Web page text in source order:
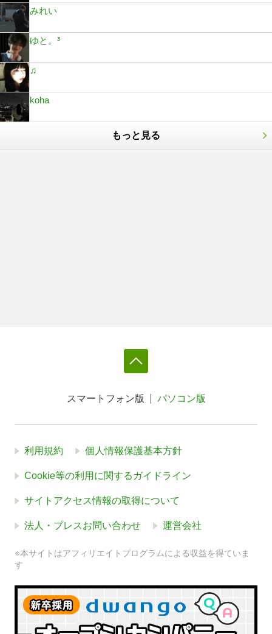
みれい
ゆと。³
♫
koha
もっと見る
スマートフォン版 パソコン版
利用規約 個人情報保護基本方針
Cookie等の利用に関するガイドライン
サイトアクセス情報の取得について
法人・プレスお問い合わせ 運営会社
※本サイトはアフィリエイトプログラムによる収益を得ていま
す